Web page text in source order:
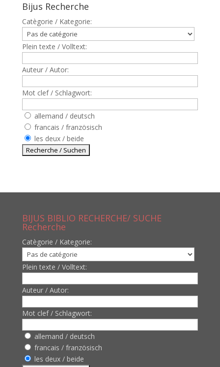
Bijus Recherche
Catègorie / Kategorie:
Plein texte / Volltext:
Auteur / Autor:
Mot clef / Schlagwort:
allemand / deutsch
francais / französisch
les deux / beide
BIJUS BIBLIO RECHERCHE/ SUCHE
Recherche
Catègorie / Kategorie:
Plein texte / Volltext:
Auteur / Autor:
Mot clef / Schlagwort:
allemand / deutsch
francais / französisch
les deux / beide